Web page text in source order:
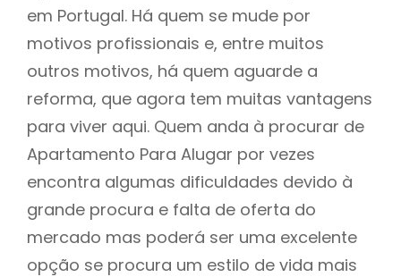
em Portugal. Há quem se mude por
motivos profissionais e, entre muitos
outros motivos, há quem aguarde a
reforma, que agora tem muitas vantagens
para viver aqui. Quem anda à procurar de
Apartamento Para Alugar por vezes
encontra algumas dificuldades devido à
grande procura e falta de oferta do
mercado mas poderá ser uma excelente
opção se procura um estilo de vida mais